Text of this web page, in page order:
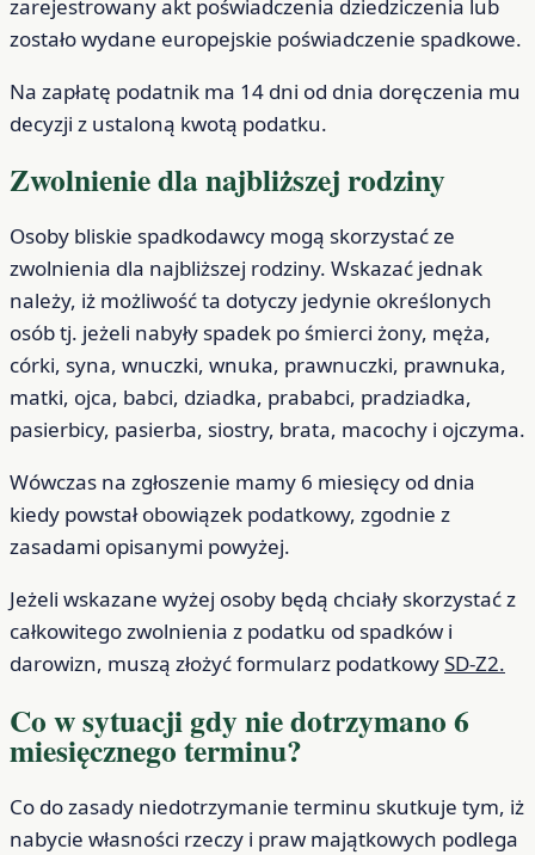
zarejestrowany akt poświadczenia dziedziczenia lub
zostało wydane europejskie poświadczenie spadkowe.
Na zapłatę podatnik ma 14 dni od dnia doręczenia mu
decyzji z ustaloną kwotą podatku.
Zwolnienie dla najbliższej rodziny
Osoby bliskie spadkodawcy mogą skorzystać ze
zwolnienia dla najbliższej rodziny. Wskazać jednak
należy, iż możliwość ta dotyczy jedynie określonych
osób tj. jeżeli nabyły spadek po śmierci żony, męża,
córki, syna, wnuczki, wnuka, prawnuczki, prawnuka,
matki, ojca, babci, dziadka, prababci, pradziadka,
pasierbicy, pasierba, siostry, brata, macochy i ojczyma.
Wówczas na zgłoszenie mamy 6 miesięcy od dnia
kiedy powstał obowiązek podatkowy, zgodnie z
zasadami opisanymi powyżej.
Jeżeli wskazane wyżej osoby będą chciały skorzystać z
całkowitego zwolnienia z podatku od spadków i
darowizn, muszą złożyć formularz podatkowySD-Z2.
Co w sytuacji gdy nie dotrzymano 6
miesięcznego terminu?
Co do zasady niedotrzymanie terminu skutkuje tym, iż
nabycie własności rzeczy i praw majątkowych podlega